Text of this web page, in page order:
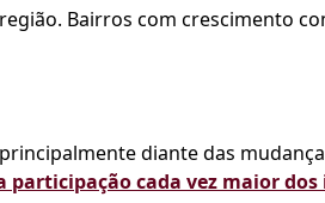
Bairros com crescimento
diante das
participação cada vez maior